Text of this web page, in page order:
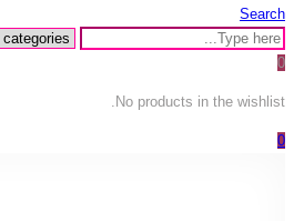
Search
0
No products in the wishlist.
0